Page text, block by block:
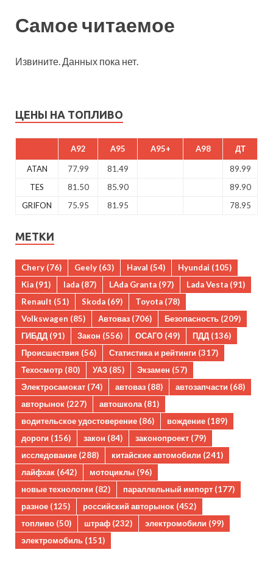
Самое читаемое
Извините. Данных пока нет.
ЦЕНЫ НА ТОПЛИВО
A92 A95 A95+ A98 ДТ
ATAN 77.99 81.49
89.99
TES
81.50 85.90
89.90
GRIFON
75.95 81.95 78.95
МЕТКИ
Chery (76) Geely (63) Haval (54) Hyundai (105)
Kia (91) lada (87) LAda Granta (97) Lada Vesta (91)
Renault (51) Skoda (69) Toyota (78)
Volkswagen (85) Автоваз (706) Безопасность (209)
ГИБДД (91) Закон (556) ОСАГО (49) ПДД (136)
Происшествия (56) Статистика и рейтинги (317)
Техосмотр (80) УАЗ (85) Экзамен (57)
Электросамокат (74) автоваз (88) автозапчасти (68)
авторынок (227) автошкола(81)
водительское удостоверение (86) вождение (189)
дороги (156) закон (84) законопроект (79)
исследование (288) китайские автомобили (241)
лайфхак (642) мотоциклы (96)
новые технологии (82) параллельный импорт (177)
разное (125) российский авторынок (452)
топливо (50) штраф (232) электромобили (99)
электромобиль (151)